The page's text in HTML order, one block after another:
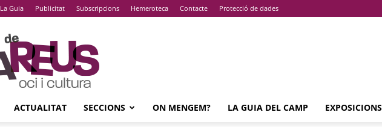
La Guia Publicitat Subscripcions Hemeroteca Contacte Protecció de dades
La
Guia
De
Reus
ACTUALITAT SECCIONS ON MENGEM? LA GUIA DEL CAMP EXPOSICIONS